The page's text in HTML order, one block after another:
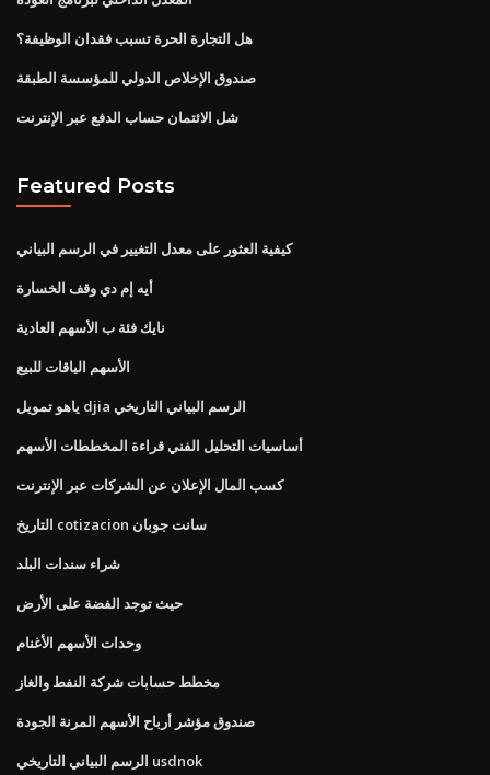
هل التجارة الحرة تسبب فقدان الوظيفة؟
صندوق الإخلاص الدولي للمؤسسة الطبقة
شل الائتمان حساب الدفع عبر الإنترنت
Featured Posts
كيفية العثور على معدل التغيير في الرسم البياني
أيه إم دي وقف الخسارة
نايك فئة ب الأسهم العادية
الأسهم الياقات للبيع
ياهو تمويل djia الرسم البياني التاريخي
أساسيات التحليل الفني قراءة المخططات الأسهم
كسب المال الإعلان عن الشركات عبر الإنترنت
التاريخ cotizacion سانت جوبان
شراء سندات البلد
حيث توجد الفضة على الأرض
وحدات الأسهم الأغنام
مخطط حسابات شركة النفط والغاز
صندوق مؤشر أرباح الأسهم المرنة الجودة
الرسم البياني التاريخي usdnok